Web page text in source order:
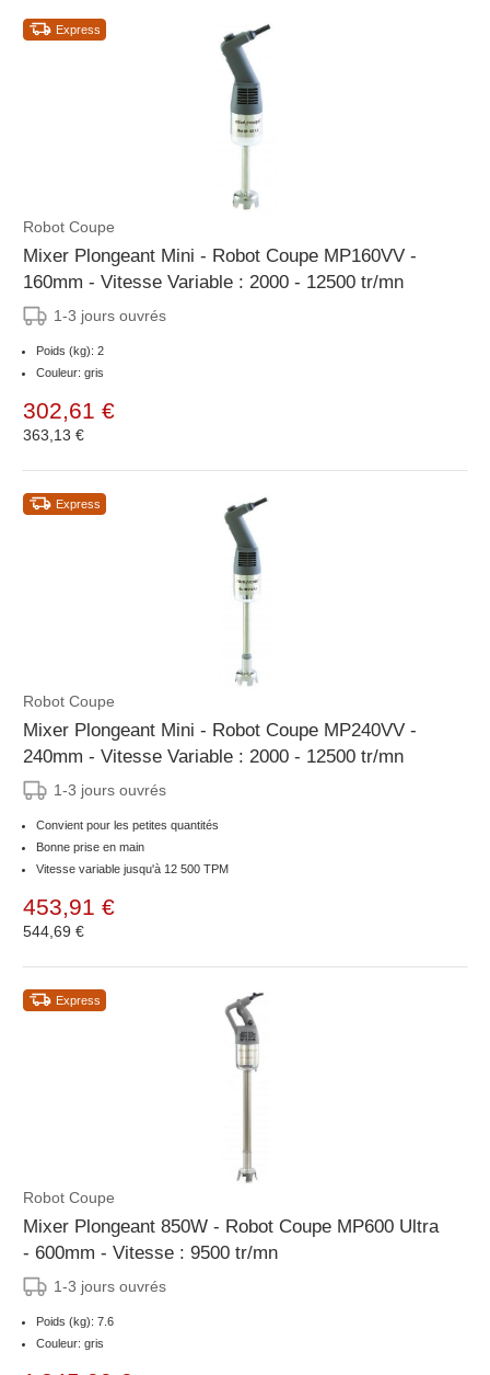
Express
Robot Coupe
Mixer Plongeant Mini - Robot Coupe MP160VV -
160mm - Vitesse Variable : 2000 - 12500 tr/mn
1-3 jours ouvrés
Poids (kg): 2
Couleur: gris
302,61 €
363,13 €
Express
Robot Coupe
Mixer Plongeant Mini - Robot Coupe MP240VV -
240mm - Vitesse Variable : 2000 - 12500 tr/mn
1-3 jours ouvrés
Convient pour les petites quantités
Bonne prise en main
Vitesse variable jusqu'à 12 500 TPM
453,91 €
544,69 €
Express
Robot Coupe
Mixer Plongeant 850W - Robot Coupe MP600 Ultra
- 600mm - Vitesse : 9500 tr/mn
1-3 jours ouvrés
Poids (kg): 7.6
Couleur: gris